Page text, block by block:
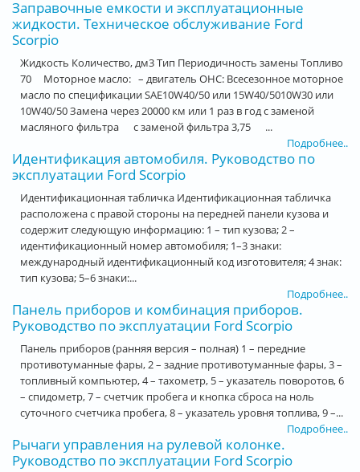
Заправочные емкости и эксплуатационные
жидкости. Техническое обслуживание Ford
Scorpio
Жидкость Количество, дм3 Тип Периодичность замены Топливо
70 Моторное масло: – двигатель OHC: Всесезонное моторное
масло по спецификации SAE10W40/50 или 15W40/5010W30 или
10W40/50 Замена через 20000 км или 1 раз в год с заменой
масляного фильтра с заменой фильтра 3,75 ...
Подробнее..
Идентификация автомобиля. Руководство по
эксплуатации Ford Scorpio
Идентификационная табличка Идентификационная табличка
расположена с правой стороны на передней панели кузова и
содержит следующую информацию: 1 – тип кузова; 2 –
идентификационный номер автомобиля; 1–3 знаки:
международный идентификационный код изготовителя; 4 знак:
тип кузова; 5–6 знаки:...
Подробнее..
Панель приборов и комбинация приборов.
Руководство по эксплуатации Ford Scorpio
Панель приборов (ранняя версия – полная) 1 – передние
противотуманные фары, 2 – задние противотуманные фары, 3 –
топливный компьютер, 4 – тахометр, 5 – указатель поворотов, 6
– спидометр, 7 – счетчик пробега и кнопка сброса на ноль
суточного счетчика пробега, 8 – указатель уровня топлива, 9 –...
Подробнее..
Рычаги управления на рулевой колонке.
Руководство по эксплуатации Ford Scorpio